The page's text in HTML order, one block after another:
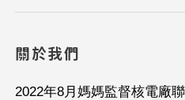
關於我們
2022年8月媽媽監督核電廠